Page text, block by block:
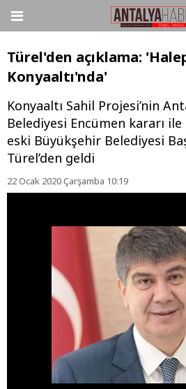
Türel'den açıklama:
Konyaaltı'nda'
Konyaaltı Sahil Projesi’nin
Belediyesi Encümen kararı
eski Büyükşehir Belediyesi
Türel’den geldi
22 Ocak 2020 Çarşamba 10:19